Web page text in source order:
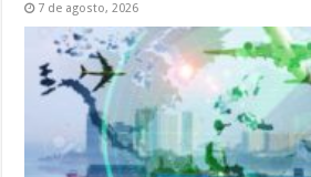
7 de agosto, 2026